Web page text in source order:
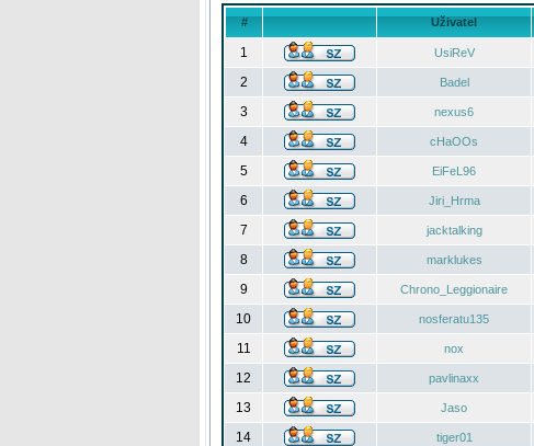
# Uživatel
1 UsiReV
2
Badel
3
nexus6
4
cHaOOs
5
EiFeL96
6
Jiri_Hrma
7
jacktalking
8
marklukes
9
Chrono_Leggionaire
10
nosferatu135
11
nox
12
pavlinaxx
13
Jaso
14
tiger01